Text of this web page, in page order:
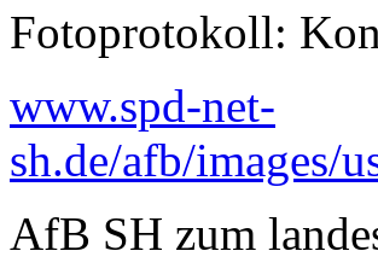
Fotoprotokoll:
www.spd-net-
sh.de/afb/images/
AfB SH zum